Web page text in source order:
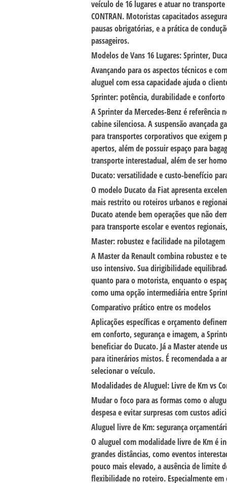
veículo de 16 lugares e atuar no
CONTRAN. Motoristas capacitados
pausas obrigatórias, e a prática de
passageiros.
Modelos de Vans 16 Lugares: Sprinter,
Avançando para os aspectos técnicos e
aluguel com essa capacidade ajuda o
Sprinter: potência, durabilidade e conforto
ASprinterda Mercedes-Benz é referência
cabine silenciosa. A suspensão avançada
para transportes corporativos que exigem
apertos, além de possuir espaço para
transporte interestadual, além de ser
Ducato: versatilidade e custo-benefício
O modelo Ducatoda Fiat apresenta
mais restrito ou roteiros urbanos e
Ducato atende bem operações que não
para transporte escolar e eventos
Master: robustez e facilidade na pilotagem
A Masterda Renault combina robustez e
uso intensivo. Sua dirigibilidade
quanto para o motorista, enquanto o
como uma opção intermediária entre
Comparativo prático entre os modelos
Aplicações específicas e orçamento
em conforto, segurança e imagem, a
beneficiar do Ducato. Já a Masteratende
para itinerários mistos. É recomendada a
selecionar o veículo.
Modalidades de Aluguel: Livre de Km vs
Mudar o foco para as formas como o
despesa e evitar surpresas com custos
Aluguel livre de Km: segurança
O aluguel com modalidade livre de Kmé
grandes distâncias, como eventos
pouco mais elevado, a ausência de limite
flexibilidade no roteiro. Especialmente